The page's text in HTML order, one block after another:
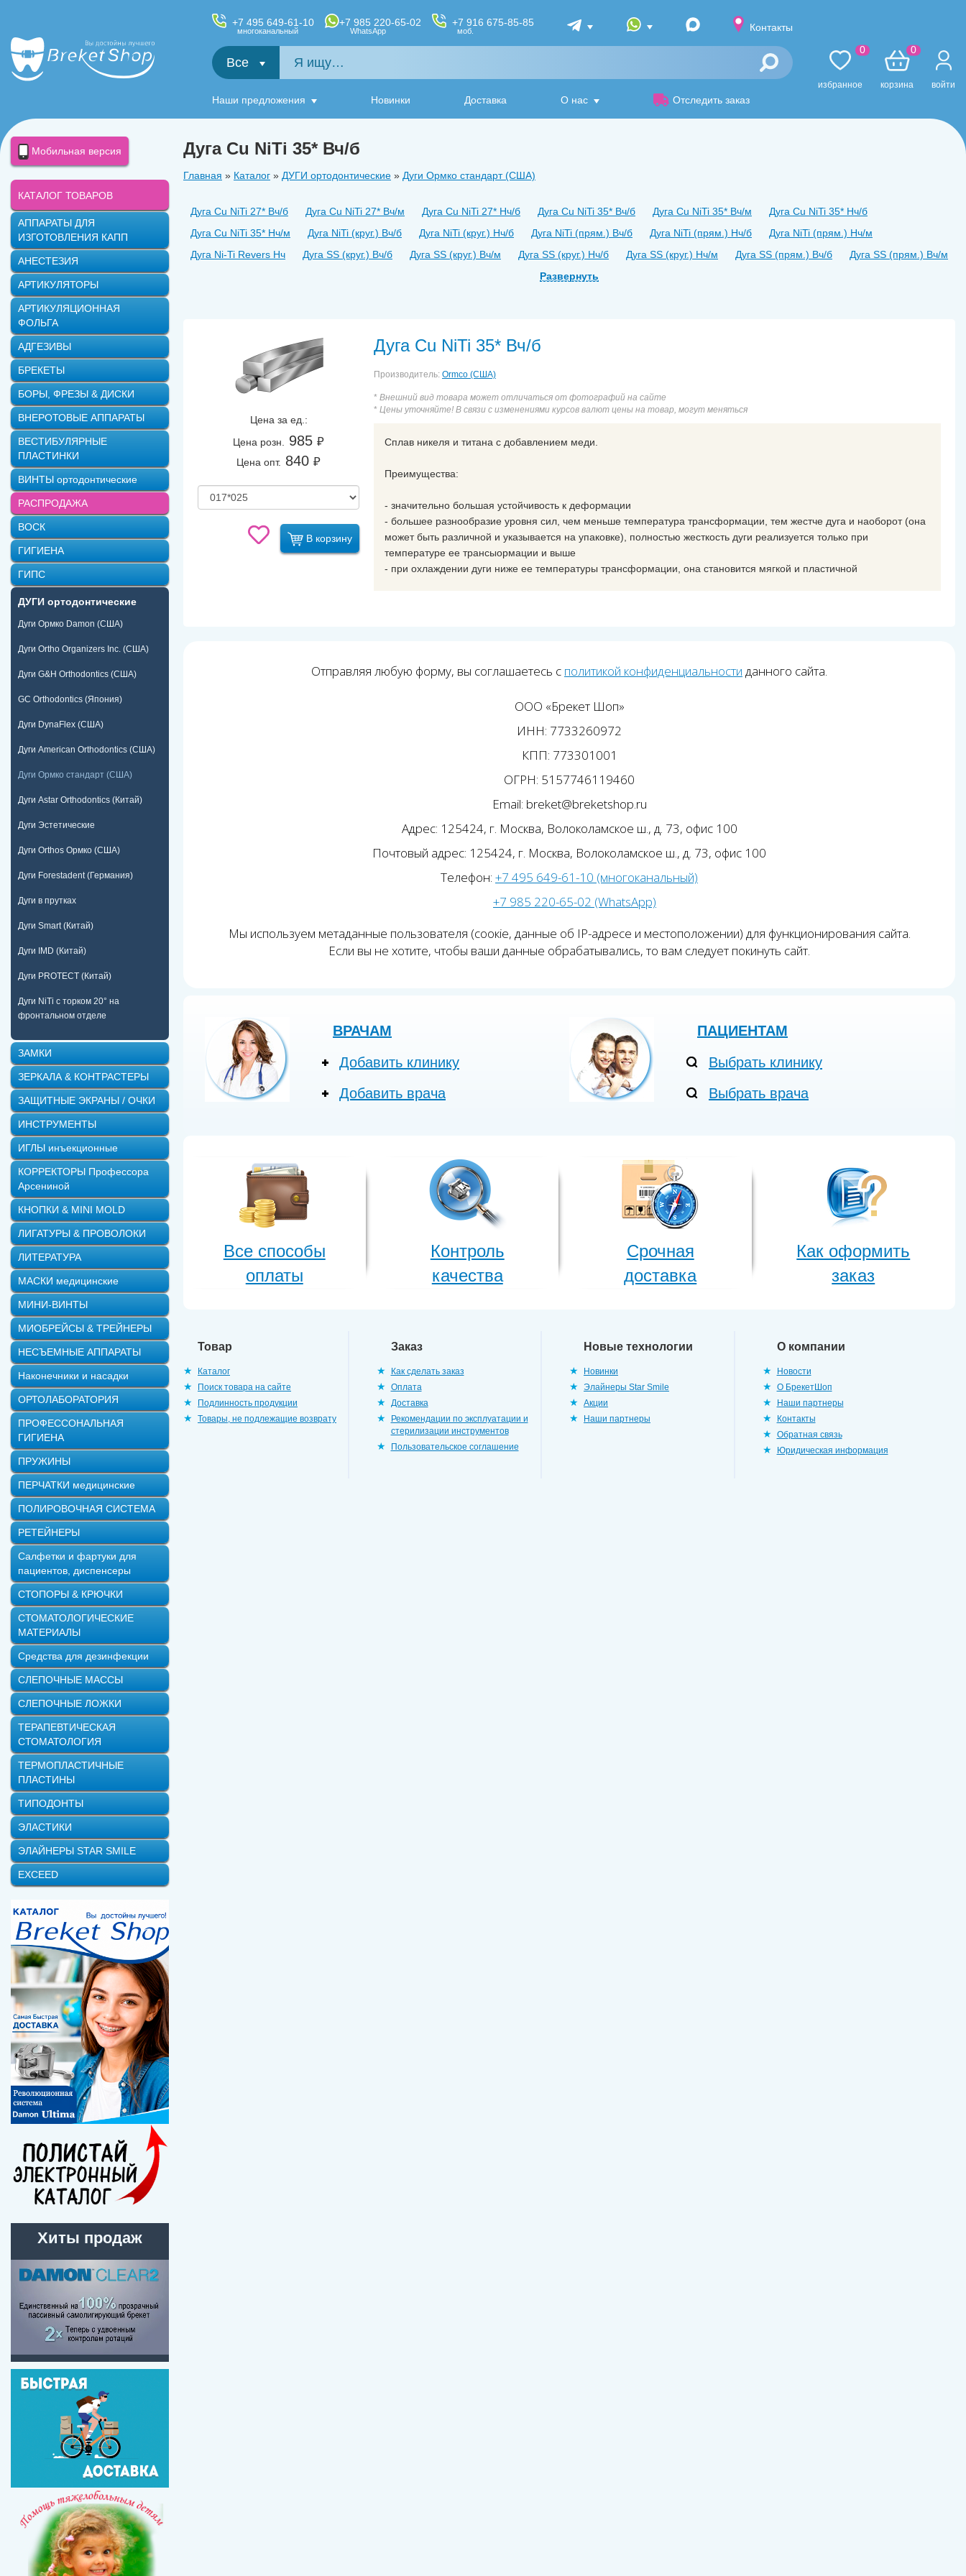
+7 495 649-61-10
многоканальный
+7 985 220-65-02
WhatsApp
+7 916 675-85-85
моб. Контакты
Все
Наши предложения Новинки Доставка О нас Отследить заказ
избранное
0
корзина
0
войти
Дуга Cu NiTi 35* Вч/б
Главная » Каталог » ДУГИ ортодонтические » Дуги Ормко стандарт (США)
Дуга Cu NiTi 27* Вч/б Дуга Cu NiTi 27* Вч/м Дуга Cu NiTi 27* Нч/б Дуга Cu NiTi 35* Вч/б Дуга Cu NiTi 35* Вч/м
Дуга Cu NiTi 35* Нч/б
Дуга Cu NiTi 35* Нч/м
Дуга NiTi (круг.) Вч/б Дуга NiTi (круг.) Нч/б Дуга NiTi (прям.) Вч/б Дуга NiTi (прям.) Нч/б
Дуга NiTi (прям.) Нч/м
Дуга Ni-Ti Revers Нч
Дуга SS (круг.) Вч/б Дуга SS (круг.) Вч/м Дуга SS (круг.) Нч/б Дуга SS (круг.) Нч/м Дуга SS (прям.) Вч/б
Дуга SS (прям.) Вч/м
Дуга TMA (круглая) Нч/м Дуга TMA (прямоугольная) Вч/б
Развернуть
Цена за ед.:
Цена розн.
985 ₽
Цена опт. 840 ₽
В корзину
Дуга Cu NiTi 35* Вч/б
Производитель: Ormco (США)
* Внешний вид товара может отличаться от фотографий на сайте
* Цены уточняйте! В связи с изменениями курсов валют цены на товар, могут меняться
Сплав никеля и титана с добавлением меди.
Преимущества:
- значительно большая устойчивость к деформации
- большее разнообразие уровня сил, чем меньше температура трансформации, тем жестче дуга и наоборот (она
может быть различной и указывается на упаковке), полностью жесткость дуги реализуется только при
температуре ее трансыормации и выше
- при охлаждении дуги ниже ее температуры трансформации, она становится мягкой и пластичной
Отправляя любую форму, вы соглашаетесь с политикой конфиденциальности данного сайта.
ООО «Брекет Шоп»
ИНН: 7733260972
КПП: 773301001
ОГРН: 5157746119460
Email: breket@breketshop.ru
Адрес: 125424, г. Москва, Волоколамское ш., д. 73, офис 100
Почтовый адрес: 125424, г. Москва, Волоколамское ш., д. 73, офис 100
Телефон: +7 495 649-61-10 (многоканальный)
+7 985 220-65-02 (WhatsApp)
Мы используем метаданные пользователя (соокіе, данные об IP-адресе и местоположении) для функционирования сайта.
Если вы не хотите, чтобы ваши данные обрабатывались, то вам следует покинуть сайт.
ВРАЧАМ
Добавить клинику
Добавить врача
ПАЦИЕНТАМ
Выбрать клинику
Выбрать врача
Все способы
оплаты
Контроль
качества
Срочная
доставка
Как оформить
заказ
Товар
Каталог
Поиск товара на сайте
Подлинность продукции
Товары, не подлежащие возврату
Заказ
Как сделать заказ
Оплата
Доставка
Рекомендации по эксплуатации и
стерилизации инструментов
Пользовательское соглашение
Новые технологии
Новинки
Элайнеры Star Smile
Акции
Наши партнеры
О компании
Новости
О БрекетШоп
Наши партнеры
Контакты
Обратная связь
Юридическая информация
Мобильная версия
КАТАЛОГ ТОВАРОВ
АППАРАТЫ ДЛЯ
ИЗГОТОВЛЕНИЯ КАПП
АНЕСТЕЗИЯ
АРТИКУЛЯТОРЫ
АРТИКУЛЯЦИОННАЯ
ФОЛЬГА
АДГЕЗИВЫ
БРЕКЕТЫ
БОРЫ, ФРЕЗЫ & ДИСКИ
ВНЕРОТОВЫЕ АППАРАТЫ
ВЕСТИБУЛЯРНЫЕ
ПЛАСТИНКИ
ВИНТЫ ортодонтические
РАСПРОДАЖА
ВОСК
ГИГИЕНА
ГИПС
ДУГИ ортодонтические
Дуги Ормко Damon (США)
Дуги Ortho Organizers Inc. (США)
Дуги G&H Orthodontics (США)
GC Orthodontics (Япония)
Дуги DynaFlex (США)
Дуги American Orthodontics (США)
Дуги Ормко стандарт (США)
Дуги Astar Orthodontics (Китай)
Дуги Эстетические
Дуги Orthos Ормко (США)
Дуги Forestadent (Германия)
Дуги в прутках
Дуги Smart (Китай)
Дуги IMD (Китай)
Дуги PROTECT (Китай)
Дуги NiTi с торком 20° на
фронтальном отделе
ЗАМКИ
ЗЕРКАЛА & КОНТРАСТЕРЫ
ЗАЩИТНЫЕ ЭКРАНЫ / ОЧКИ
ИНСТРУМЕНТЫ
ИГЛЫ инъекционные
КОРРЕКТОРЫ Профессора
Арсениной
КНОПКИ & MINI MOLD
ЛИГАТУРЫ & ПРОВОЛОКИ
ЛИТЕРАТУРА
МАСКИ медицинские
МИНИ-ВИНТЫ
МИОБРЕЙСЫ & ТРЕЙНЕРЫ
НЕСЪЕМНЫЕ АППАРАТЫ
Наконечники и насадки
ОРТОЛАБОРАТОРИЯ
ПРОФЕССОНАЛЬНАЯ
ГИГИЕНА
ПРУЖИНЫ
ПЕРЧАТКИ медицинские
ПОЛИРОВОЧНАЯ СИСТЕМА
РЕТЕЙНЕРЫ
Салфетки и фартуки для
пациентов, диспенсеры
СТОПОРЫ & КРЮЧКИ
СТОМАТОЛОГИЧЕСКИЕ
МАТЕРИАЛЫ
Средства для дезинфекции
СЛЕПОЧНЫЕ МАССЫ
СЛЕПОЧНЫЕ ЛОЖКИ
ТЕРАПЕВТИЧЕСКАЯ
СТОМАТОЛОГИЯ
ТЕРМОПЛАСТИЧНЫЕ
ПЛАСТИНЫ
ТИПОДОНТЫ
ЭЛАСТИКИ
ЭЛАЙНЕРЫ STAR SMILE
EXCEED
Хиты продаж